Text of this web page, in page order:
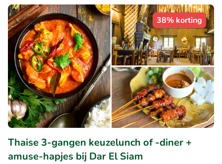
38% korting
Thaise 3-gangen keuzelunch of -diner +
amuse-hapjes bij Dar El Siam